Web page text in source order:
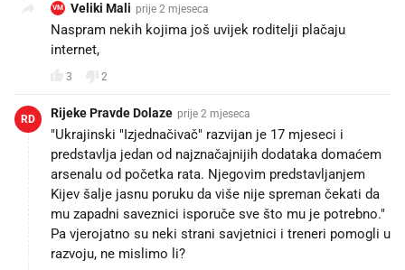
VM Veliki Mali prije 2 mjeseca
Naspram nekih kojima još uvijek roditelji plačaju
internet,
3 2
RD Rijeke Pravde Dolaze prije 2 mjeseca
"Ukrajinski "Izjednačivač" razvijan je 17 mjeseci i
predstavlja jedan od najznačajnijih dodataka domaćem
arsenalu od početka rata. Njegovim predstavljanjem
Kijev šalje jasnu poruku da više nije spreman čekati da
mu zapadni saveznici isporuče sve što mu je potrebno."
Pa vjerojatno su neki strani savjetnici i treneri pomogli u
razvoju, ne mislimo li?